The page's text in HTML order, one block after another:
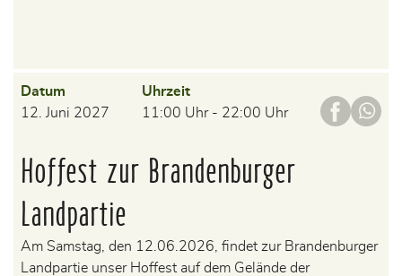
Datum
12. Juni 2027
Uhrzeit
11:00 Uhr - 22:00 Uhr
Hoffest zur Brandenburger
Landpartie
Am Samstag, den 12.06.2026, findet zur Brandenburger
Landpartie unser Hoffest auf dem Gelände der